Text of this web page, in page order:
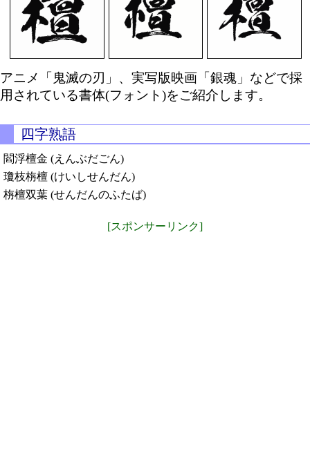
アニメ「鬼滅の刃」、実写版映画「銀魂」などで採
用されている書体(フォント)をご紹介します。
四字熟語
閻浮檀金 (えんぶだごん)
瓊枝栴檀 (けいしせんだん)
栴檀双葉 (せんだんのふたば)
[スポンサーリンク]